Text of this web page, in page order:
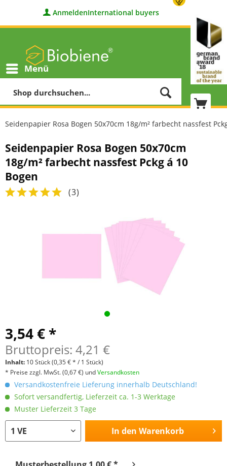
AnmeldenInternational buyers
Menü
Seidenpapier Rosa Bogen 50x70cm 18g/m² farbecht nassfest
Seidenpapier Rosa Bogen 50x70cm
18g/m² farbecht nassfest Pckg á 10
Bogen
(3)
3,54 € *
Bruttopreis: 4,21 €
Inhalt: 10 Stück(0,35 € * / 1 Stück)
* Preise zzgl. MwSt.(0,67 €) undVersandkosten
Versandkostenfreie Lieferung innerhalb Deutschland!
Sofort versandfertig, Lieferzeit ca. 1-3 Werktage
Muster Lieferzeit 3 Tage
In den Warenkorb